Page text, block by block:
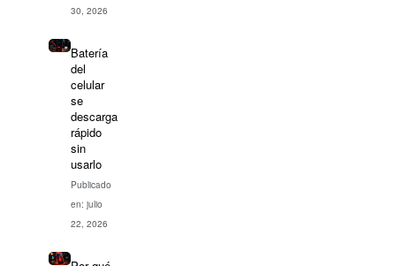
30, 2026
Batería
del
celular
se
descarga
rápido
sin
usarlo
Publicado
en: julio
22, 2026